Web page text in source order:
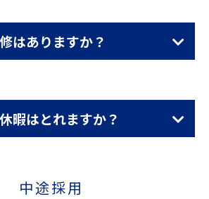
はありますか？
暇はとれますか？
中途採用